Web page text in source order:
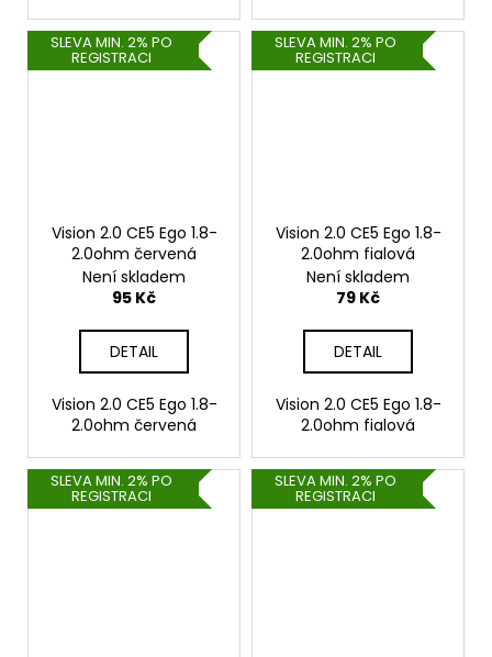
SLEVA MIN. 2% PO
REGISTRACI
Vision 2.0 CE5 Ego 1.8-
2.0ohm červená
Není skladem
95 Kč
DETAIL
Vision 2.0 CE5 Ego 1.8-
2.0ohm červená
SLEVA MIN. 2% PO
REGISTRACI
Vision 2.0 CE5 Ego 1.8-
2.0ohm fialová
Není skladem
79 Kč
DETAIL
Vision 2.0 CE5 Ego 1.8-
2.0ohm fialová
SLEVA MIN. 2% PO
REGISTRACI
SLEVA MIN. 2% PO
REGISTRACI